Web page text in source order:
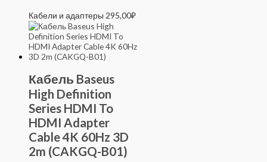
Кабели и адаптеры 295,00₽
Кабель Baseus
High Definition
Series HDMI To
HDMI Adapter
Cable 4K 60Hz 3D
2m (CAKGQ-B01)